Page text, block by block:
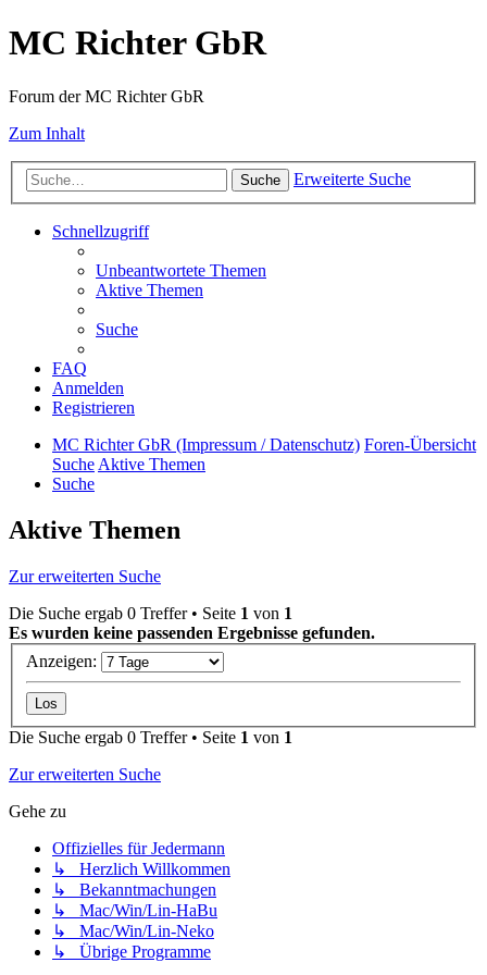
MC Richter GbR
Forum der MC Richter GbR
Zum Inhalt
Suche Erweiterte Suche
Schnellzugriff
Unbeantwortete Themen
Aktive Themen
Suche
FAQ
Anmelden
Registrieren
MC Richter GbR (Impressum / Datenschutz) Foren-Übersicht
SucheAktive Themen
Suche
Aktive Themen
Zur erweiterten Suche
Die Suche ergab 0 Treffer • Seite 1 von 1
Es wurden keine passenden Ergebnisse gefunden.
Anzeigen:
Die Suche ergab 0 Treffer • Seite 1 von 1
Zur erweiterten Suche
Gehe zu
Offizielles für Jedermann
↳ Herzlich Willkommen
↳ Bekanntmachungen
↳ Mac/Win/Lin-HaBu
↳ Mac/Win/Lin-Neko
↳ Übrige Programme